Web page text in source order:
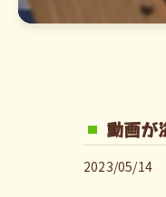
動画が
2023/05/14